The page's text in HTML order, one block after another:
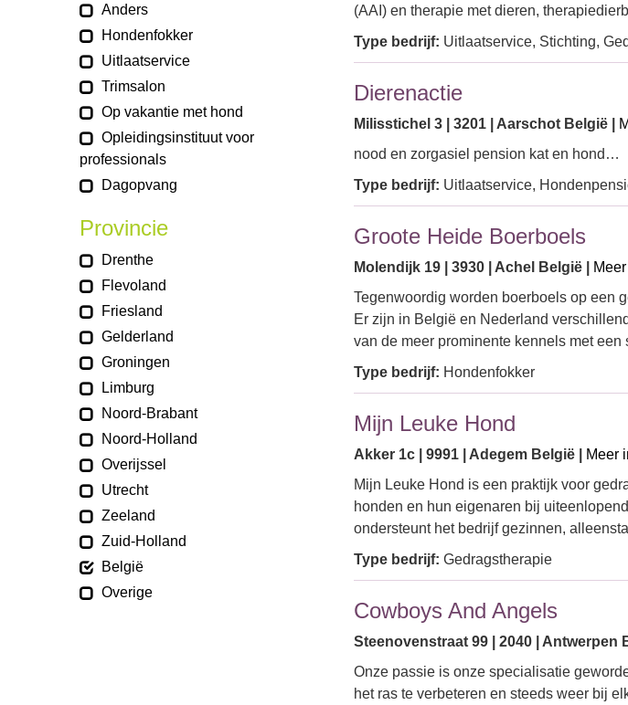
Anders
Hondenfokker
Uitlaatservice
Trimsalon
Op vakantie met hond
Opleidingsinstituut voor
professionals
Dagopvang
Provincie
Drenthe
Flevoland
Friesland
Gelderland
Groningen
Limburg
Noord-Brabant
Noord-Holland
Overijssel
Utrecht
Zeeland
Zuid-Holland
België
Overige
(AAI) en therapie met dieren,
Type bedrijf: Uitlaatservice, Stichting,
Dierenactie
Milisstichel 3 | 3201 | Aarschot België |
nood en zorgasiel pension kat en hond…
Type bedrijf: Uitlaatservice,
Groote Heide Boerboels
Molendijk 19 | 3930 | Achel België |
Tegenwoordig worden boerboels op een
Er zijn in België en Nederland
van de meer prominente kennels met
Type bedrijf: Hondenfokker
Mijn Leuke Hond
Akker 1c | 9991 | Adegem België |
Meer
Mijn Leuke Hond is een praktijk voor
honden en hun eigenaren bij
ondersteunt het bedrijf gezinnen,
Type bedrijf: Gedragstherapie
Cowboys And Angels
Steenovenstraat 99 | 2040 | Antwerpen
Onze passie is onze specialisatie
het ras te verbeteren en steeds weer bij